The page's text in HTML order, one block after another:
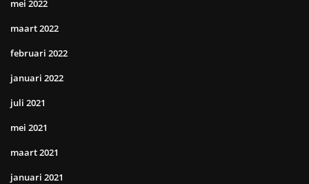
mei 2022
maart 2022
februari 2022
januari 2022
juli 2021
mei 2021
maart 2021
januari 2021